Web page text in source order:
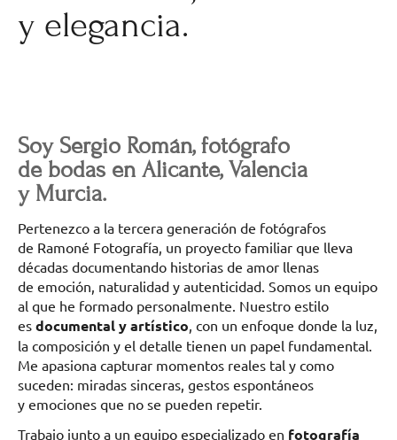
y elegancia.
Soy Sergio Román, fotógrafo
de bodas en Alicante, Valencia
y Murcia.
Pertenezco a la tercera generación de fotógrafos
de Ramoné Fotografía, un proyecto familiar que lleva
décadas documentando historias de amor llenas
de emoción, naturalidad y autenticidad. Somos un equipo
al que he formado personalmente. Nuestro estilo
es documental y artístico , con un enfoque donde la luz,
la composición y el detalle tienen un papel fundamental.
Me apasiona capturar momentos reales tal y como
suceden: miradas sinceras, gestos espontáneos
y emociones que no se pueden repetir.
Trabajo junto a un equipo especializado en fotografía